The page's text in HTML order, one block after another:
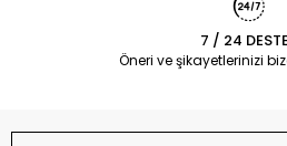
7 / 24
Öneri ve şikayetlerinizi